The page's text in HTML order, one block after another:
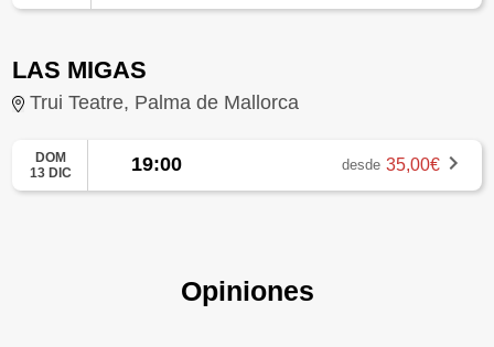
LAS MIGAS
Trui Teatre, Palma de Mallorca
DOM
13 DIC
19:00 desde 35,00€
Opiniones